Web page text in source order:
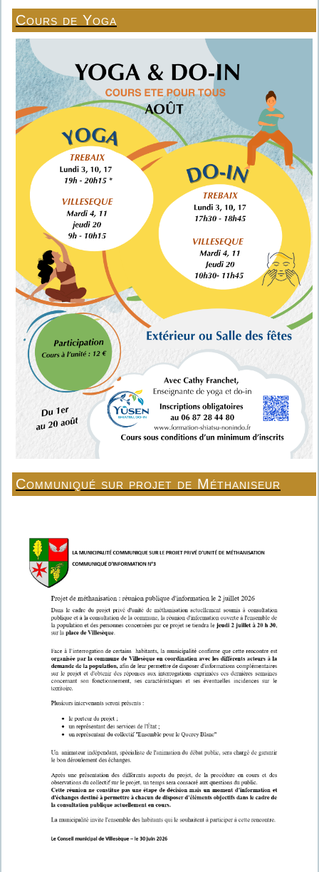
Cours de Yoga
Communiqué sur projet de Méthaniseur